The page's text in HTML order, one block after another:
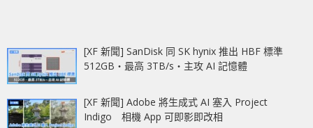
[XF 新聞] SanDisk 同 SK hynix 推出 HBF 標準
512GB‧最高 3TB/s‧主攻 AI 記憶體
[XF 新聞] Adobe 將生成式 AI 塞入 Project
Indigo 相機 App 可即影即改相